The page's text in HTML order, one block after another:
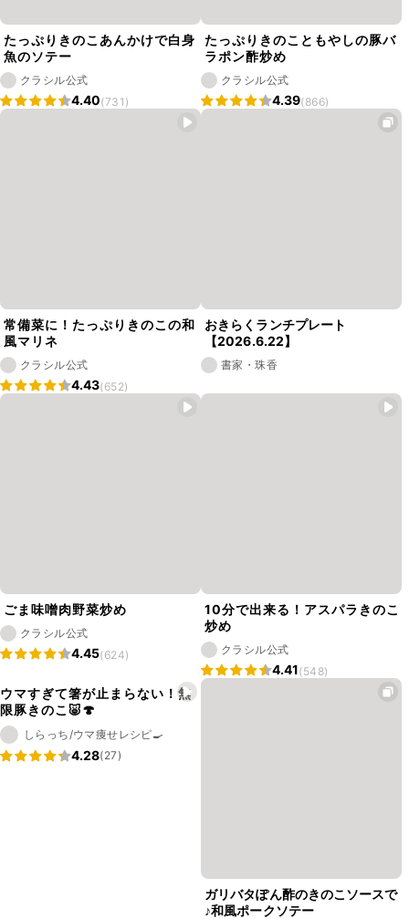
たっぷりきのこあんかけで白身
魚のソテー
クラシル公式
4.40(731)
たっぷりきのこともやしの豚バ
ラポン酢炒め
クラシル公式
4.39(866)
常備菜に！たっぷりきのこの和
風マリネ
クラシル公式
4.43(652)
おきらくランチプレート
【2026.6.22】
書家・珠香
ごま味噌肉野菜炒め
クラシル公式
4.45(624)
10分で出来る！アスパラきのこ
炒め
クラシル公式
4.41(548)
ウマすぎて箸が止まらない！無
限豚きのこ🐷🍄
しらっち/ウマ痩せレシピ🍳
4.28(27)
ガリバタぽん酢のきのこソースで
♪和風ポークソテー